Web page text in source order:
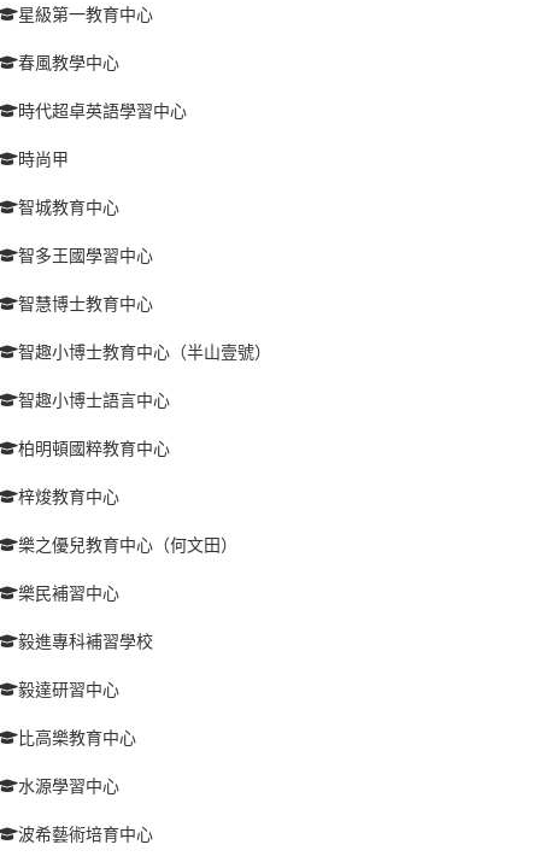
星級第一教育中心
春風教學中心
時代超卓英語學習中心
時尚甲
智城教育中心
智多王國學習中心
智慧博士教育中心
智趣小博士教育中心（半山壹號）
智趣小博士語言中心
柏明頓國粹教育中心
梓焌教育中心
樂之優兒教育中心（何文田）
樂民補習中心
毅進專科補習學校
毅達研習中心
比高樂教育中心
水源學習中心
波希藝術培育中心